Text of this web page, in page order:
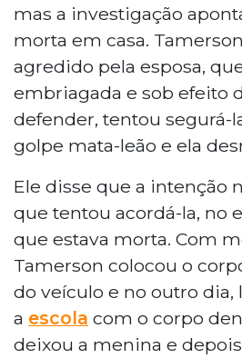
mas a investigação
morta em casa.
agredido pela esposa,
embriagada e sob efeito
defender, tentou segurá-
golpe mata-leão e ela
Ele disse que a intenção
que tentou acordá-la, no
que estava morta. Com
Tamerson colocou o
do veículo e no outro dia,
a escola com o corpo
deixou a menina e